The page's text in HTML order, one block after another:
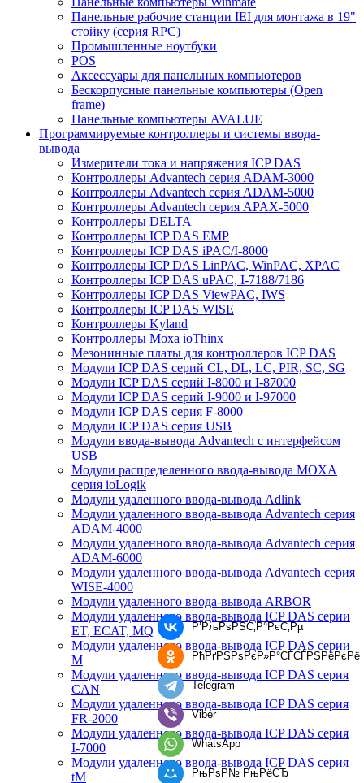
Панельные рабочие станции IEI для монтажа в 19"
стойку (серия RPC)
Промышленные ноутбуки
POS
Аксессуары для панельных компьютеров
Бескорпусные панельные компьютеры (Open
frame)
Панельные компьютеры AVALUE
Программируемые контроллеры и системы ввода-
вывода
Измерители тока и напряжения ICP DAS
Контроллеры Advantech серия ADAM-3000
Контроллеры Advantech серия ADAM-5000
Контроллеры Advantech серия APAX-5000
Контроллеры DELTA
Контроллеры ICP DAS EMP
Контроллеры ICP DAS iPAC/I-8000
Контроллеры ICP DAS LinPAC, WinPAC, XPAC
Контроллеры ICP DAS uPAC, I-7188/7186
Контроллеры ICP DAS ViewPAC, IWS
Контроллеры ICP DAS WISE
Контроллеры Kyland
Контроллеры Moxa ioThinx
Мезонинные платы для контроллеров ICP DAS
Модули ICP DAS серий CL, DL, LC, PIR, SC, SG
Модули ICP DAS серий I-8000 и I-87000
Модули ICP DAS серий I-9000 и I-97000
Модули ICP DAS серия F-8000
Модули ICP DAS серия USB
Модули ввода-вывода Advantech с интерфейсом
USB
Модули распределенного ввода-вывода MOXA
серия ioLogik
Модули удаленного ввода-вывода Adlink
Модули удаленного ввода-вывода Advantech серия
ADAM-4000
Модули удаленного ввода-вывода Advantech серия
ADAM-6000
Модули удаленного ввода-вывода Advantech серия
WISE-4000
Модули удаленного ввода-вывода ARBOR
Модули удаленного ввода-вывода ICP DAS серии
ET, ECAT, MQ
Модули удаленного ввода-вывода ICP DAS серии
M
Модули удаленного ввода-вывода ICP DAS серия
CAN
Модули удаленного ввода-вывода ICP DAS серия
FR-2000
Модули удаленного ввода-вывода ICP DAS серия
I-7000
Модули удаленного ввода-вывода ICP DAS серия
tM
Р’РљРѕРЅС‚Р°РєС‚Рµ
РћРґРЅРѕРєР»Р°СЃСЃРЅРёРєРё
Telegram
Viber
WhatsApp
РњРѕР№ РњРёСЂ